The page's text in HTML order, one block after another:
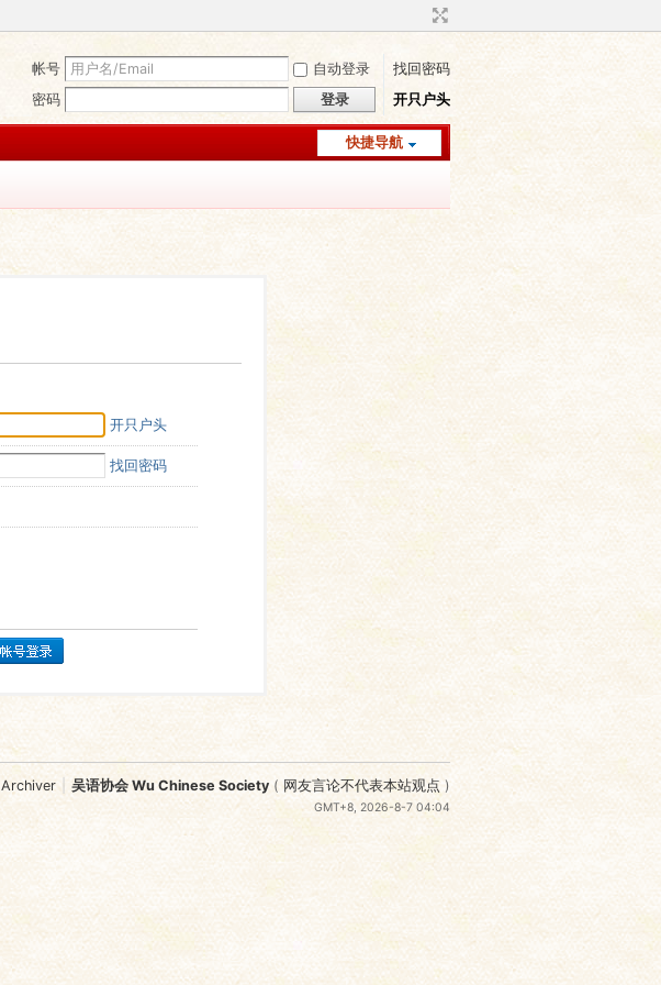
帐号 自动登录
找回密码
密码
登录 开只户头
快捷导航
开只户头
找回密码
Archiver 吴语协会 Wu Chinese Society ( 网友言论不代表本站观点 )
GMT+8, 2026-8-7 04:04